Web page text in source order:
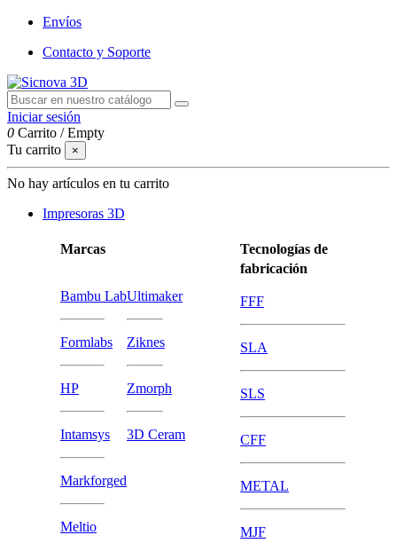
Envíos
Contacto y Soporte
Iniciar sesión
0 Carrito /Empty
Tu carrito
×
No hay artículos en tu carrito
Impresoras 3D
Marcas
Bambu Lab
Formlabs
HP
Intamsys
Markforged
Meltio
Ultimaker
Ziknes
Zmorph
3D Ceram
Tecnologías de
fabricación
FFF
SLA
SLS
CFF
METAL
MJF